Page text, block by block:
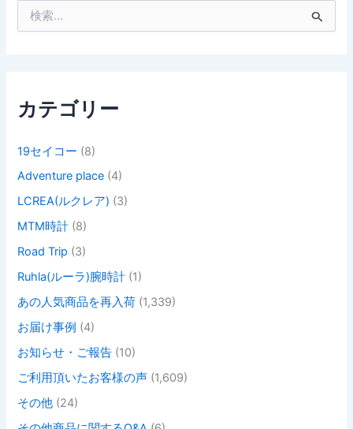
カテゴリー
19セイコー (8)
Adventure place (4)
LCREA(ルクレア) (3)
MTM時計 (8)
Road Trip (3)
Ruhla(ルーラ)腕時計 (1)
あの人気商品を再入荷 (1,339)
お届け事例 (4)
お知らせ・ご報告 (10)
ご利用頂いたお客様の声 (1,609)
その他 (24)